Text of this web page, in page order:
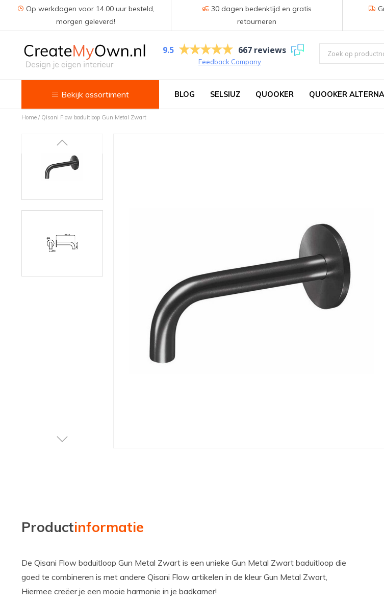
Op werkdagen voor 14.00 uur besteld,
morgen geleverd!
30 dagen bedenktijd en gratis
retourneren
9.5 667 reviews
Feedback Company
Bekijk assortiment
Keuken
Kokend water kranen
Keukenkranen
Afvalemmers
BLOG SELSIUZ QUOOKER QUOOKER
Home/ Qisani Flow baduitloop Gun Metal Zwart
Productinformatie
De Qisani Flow baduitloop Gun Metal Zwart is een unieke Gun Metal Zwart baduitloop die
goed te combineren is met andere Qisani Flow artikelen in de kleur Gun Metal Zwart,
Hiermee creëer je een mooie harmonie in je badkamer!